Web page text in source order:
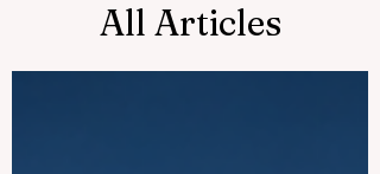
All Articles